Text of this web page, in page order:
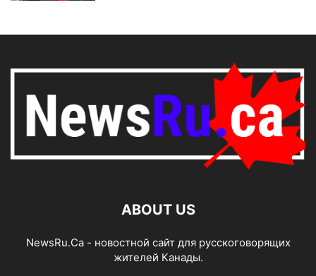
ABOUT US
NewsRu.Ca - новостной сайт для русскоговорящих
жителей Канады.